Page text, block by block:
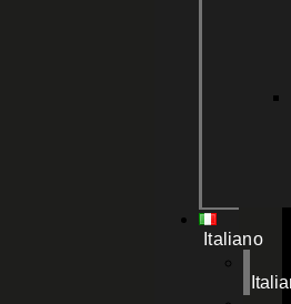
Italiano